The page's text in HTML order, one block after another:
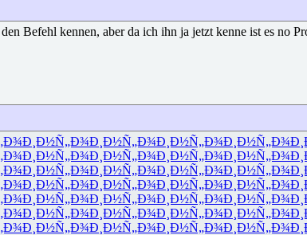
Befehl kennen, aber da ich ihn ja jetzt kenne ist es no
Ð¸Ð½Ñ„Ð¾Ð¸Ð½Ñ„Ð¾Ð¸Ð½Ñ„Ð¾Ð¸Ð½Ñ„Ð¾
Ð¸Ð½Ñ„Ð¾Ð¸Ð½Ñ„Ð¾Ð¸Ð½Ñ„Ð¾Ð¸Ð½Ñ„Ð¾
Ð¸Ð½Ñ„Ð¾Ð¸Ð½Ñ„Ð¾Ð¸Ð½Ñ„Ð¾Ð¸Ð½Ñ„Ð¾
Ð¸Ð½Ñ„Ð¾Ð¸Ð½Ñ„Ð¾Ð¸Ð½Ñ„Ð¾Ð¸Ð½Ñ„Ð¾
Ð¸Ð½Ñ„Ð¾Ð¸Ð½Ñ„Ð¾Ð¸Ð½Ñ„Ð¾Ð¸Ð½Ñ„Ð¾
Ð¸Ð½Ñ„Ð¾Ð¸Ð½Ñ„Ð¾Ð¸Ð½Ñ„Ð¾Ð¸Ð½Ñ„Ð¾
Ð¸Ð½Ñ„Ð¾Ð¸Ð½Ñ„Ð¾Ð¸Ð½Ñ„Ð¾Ð¸Ð½Ñ„Ð¾